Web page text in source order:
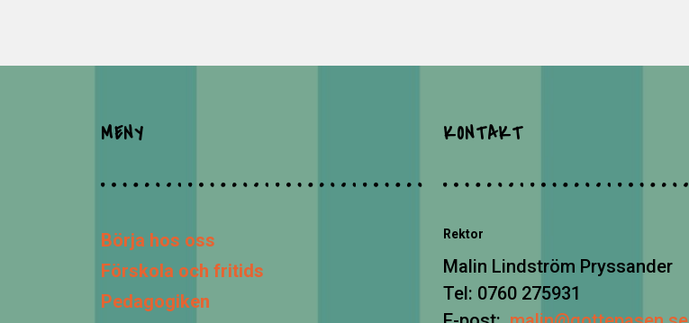
MENY
Börja hos oss
Förskola och fritids
Pedagogiken
KONTAKT
Rektor
Malin Lindström Pryssander
Tel: 0760 275931